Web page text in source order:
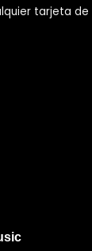
tarjeta